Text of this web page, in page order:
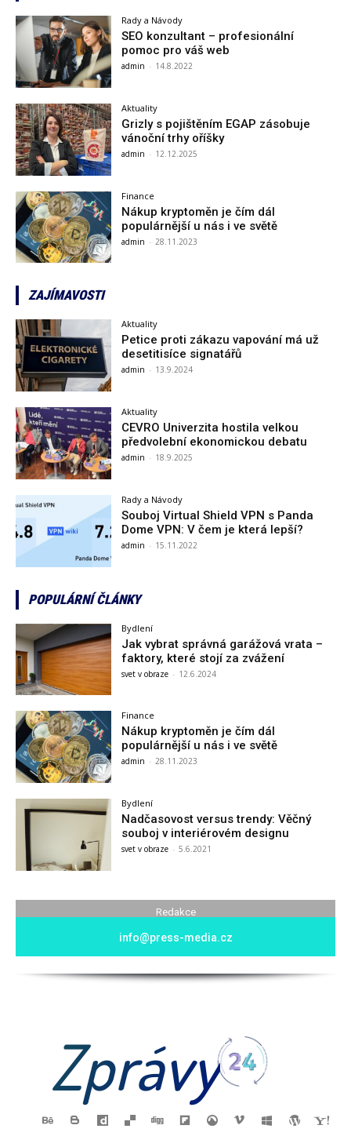
Rady a Návody
SEO konzultant – profesionální
pomoc pro váš web
admin - 14.8.2022
Aktuality
Grizly s pojištěním EGAP zásobuje
vánoční trhy oříšky
admin - 12.12.2025
Finance
Nákup kryptoměn je čím dál
populárnější u nás i ve světě
admin - 28.11.2023
ZAJÍMAVOSTI
Aktuality
Petice proti zákazu vapování má už
desetitisíce signatářů
admin - 13.9.2024
Aktuality
CEVRO Univerzita hostila velkou
předvolební ekonomickou debatu
admin - 18.9.2025
Rady a Návody
Souboj Virtual Shield VPN s Panda
Dome VPN: V čem je která lepší?
admin - 15.11.2022
POPULÁRNÍ ČLÁNKY
Bydlení
Jak vybrat správná garážová vrata –
faktory, které stojí za zvážení
svet v obraze - 12.6.2024
Finance
Nákup kryptoměn je čím dál
populárnější u nás i ve světě
admin - 28.11.2023
Bydlení
Nadčasovost versus trendy: Věčný
souboj v interiérovém designu
svet v obraze - 5.6.2021
Redakce
info@press-media.cz
Zprávy